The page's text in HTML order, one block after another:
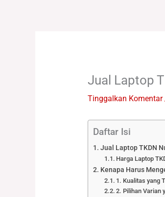
Jual Laptop
Tinggalkan Komentar
Daftar Isi
Jual Laptop TKDN
Harga Laptop
Kenapa Harus
1. Kualitas yang
2. Pilihan Varian